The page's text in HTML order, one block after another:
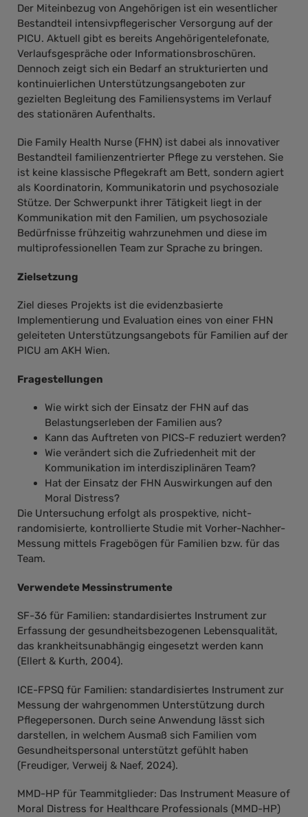
Der Miteinbezug von Angehörigen ist ein wesentlicher
Bestandteil intensivpflegerischer Versorgung auf der
PICU. Aktuell gibt es bereits Angehörigentelefonate,
Verlaufsgespräche oder Informationsbroschüren.
Dennoch zeigt sich ein Bedarf an strukturierten und
kontinuierlichen Unterstützungsangeboten zur
gezielten Begleitung des Familiensystems im Verlauf
des stationären Aufenthalts.
Die Family Health Nurse (FHN) ist dabei als innovativer
Bestandteil familienzentrierter Pflege zu verstehen. Sie
ist keine klassische Pflegekraft am Bett, sondern agiert
als Koordinatorin, Kommunikatorin und psychosoziale
Stütze. Der Schwerpunkt ihrer Tätigkeit liegt in der
Kommunikation mit den Familien, um psychosoziale
Bedürfnisse frühzeitig wahrzunehmen und diese im
multiprofessionellen Team zur Sprache zu bringen.
Zielsetzung
Ziel dieses Projekts ist die evidenzbasierte
Implementierung und Evaluation eines von einer FHN
geleiteten Unterstützungsangebots für Familien auf der
PICU am AKH Wien.
Fragestellungen
Wie wirkt sich der Einsatz der FHN auf das
Belastungserleben der Familien aus?
Kann das Auftreten von PICS-F reduziert werden?
Wie verändert sich die Zufriedenheit mit der
Kommunikation im interdisziplinären Team?
Hat der Einsatz der FHN Auswirkungen auf den
Moral Distress?
Die Untersuchung erfolgt als prospektive, nicht-
randomisierte, kontrollierte Studie mit Vorher-Nachher-
Messung mittels Fragebögen für Familien bzw. für das
Team.
Verwendete Messinstrumente
SF-36 für Familien: standardisiertes Instrument zur
Erfassung der gesundheitsbezogenen Lebensqualität,
das krankheitsunabhängig eingesetzt werden kann
(Ellert & Kurth, 2004).
ICE-FPSQ für Familien: standardisiertes Instrument zur
Messung der wahrgenommen Unterstützung durch
Pflegepersonen. Durch seine Anwendung lässt sich
darstellen, in welchem Ausmaß sich Familien vom
Gesundheitspersonal unterstützt gefühlt haben
(Freudiger, Verweij & Naef, 2024).
MMD-HP für Teammitglieder: Das Instrument Measure of
Moral Distress for Healthcare Professionals (MMD-HP)